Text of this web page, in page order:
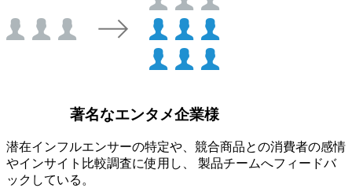
著名なエンタメ企業様
潜在インフルエンサーの特定や、競合商品との消費者の感情
やインサイト比較調査に使用し、 製品チームへフィードバ
ックしている。